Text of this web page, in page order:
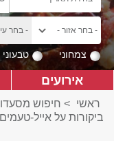
צמחוני טבעוני
אירועים
ראשי > חיפוש
ביקורות על אייל-